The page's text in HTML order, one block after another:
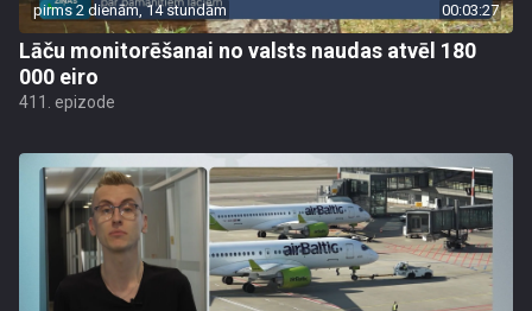
pirms 2 dienām, 14 stundām 00:03:27
Lāču monitorēšanai no valsts naudas atvēl 180
000 eiro
411. epizode